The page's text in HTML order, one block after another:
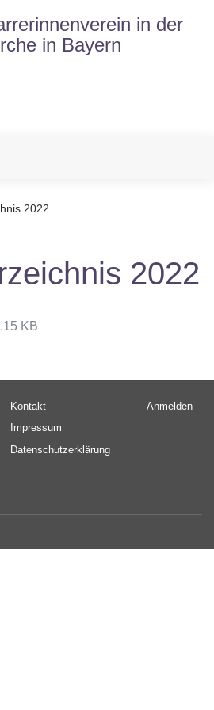
in der
in Bayern
2022
2022
KB
Fußbereichsmenü
Kontakt
Impressum
Datenschutzerklärung
Anmelden